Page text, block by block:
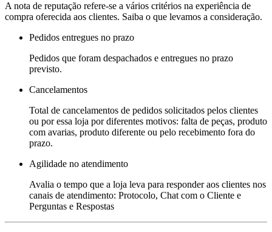
A nota de reputação refere-se a vários critérios na experiência de
compra oferecida aos clientes. Saiba o que levamos a consideração.
Pedidos entregues no prazo
Pedidos que foram despachados e entregues no prazo
previsto.
Cancelamentos
Total de cancelamentos de pedidos solicitados pelos clientes
ou por essa loja por diferentes motivos: falta de peças, produto
com avarias, produto diferente ou pelo recebimento fora do
prazo.
Agilidade no atendimento
Avalia o tempo que a loja leva para responder aos clientes nos
canais de atendimento: Protocolo, Chat com o Cliente e
Perguntas e Respostas